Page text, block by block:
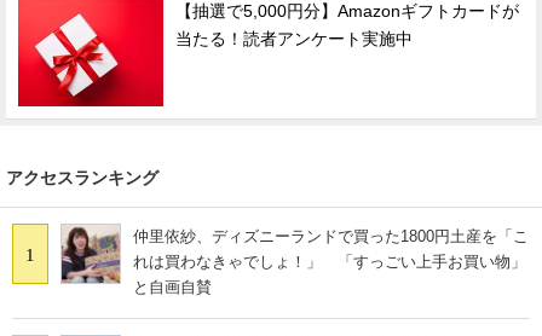
【抽選で5,000円分】Amazonギフトカードが
当たる！読者アンケート実施中
アクセスランキング
1
仲里依紗、ディズニーランドで買った1800円土産を「こ
れは買わなきゃでしょ！」 「すっごい上手お買い物」
と自画自賛